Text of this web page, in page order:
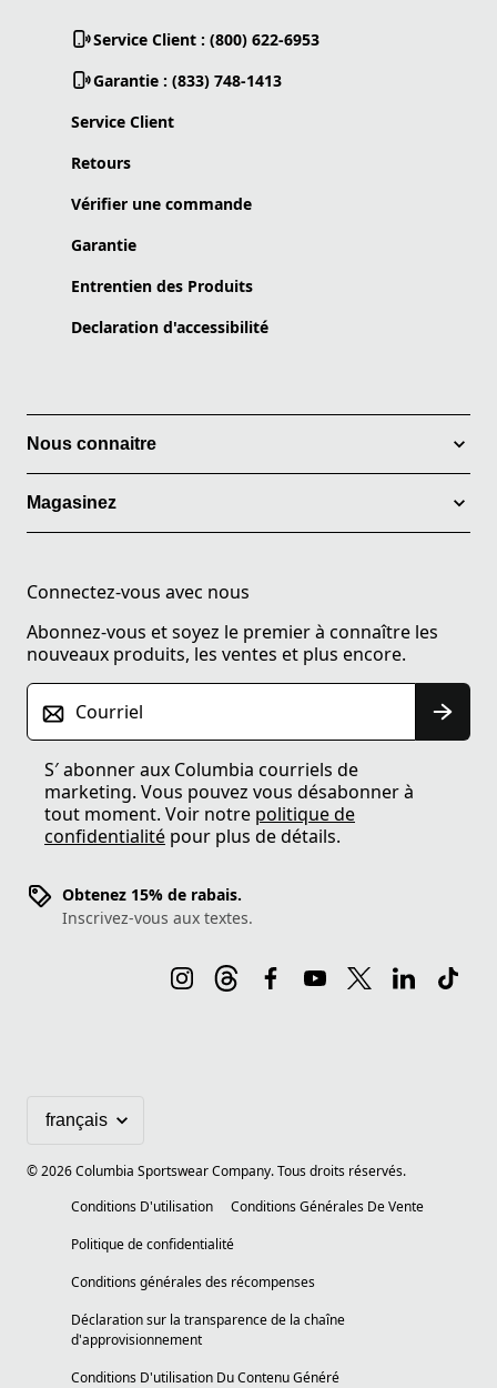
Service Client : (800) 622-6953
Garantie : (833) 748-1413
Service Client
Retours
Vérifier une commande
Garantie
Entrentien des Produits
Declaration d'accessibilité
Nous connaitre
Magasinez
Connectez-vous avec nous
Abonnez-vous et soyez le premier à connaître les
nouveaux produits, les ventes et plus encore.
Courriel
S′ abonner aux Columbia courriels de
marketing. Vous pouvez vous désabonner à
tout moment. Voir notre politique de
confidentialité pour plus de détails.
Obtenez 15% de rabais.
Inscrivez-vous aux textes.
©2026Columbia Sportswear Company. Tous droits réservés.
Conditions D'utilisation
Conditions Générales De Vente
Politique de confidentialité
Conditions générales des récompenses
Déclaration sur la transparence de la chaîne
d'approvisionnement
Conditions D'utilisation Du Contenu Généré